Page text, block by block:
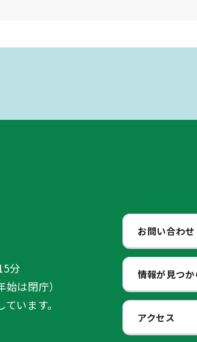
分
は閉庁）
います。
お問い合わ
情報が見つ
アクセス